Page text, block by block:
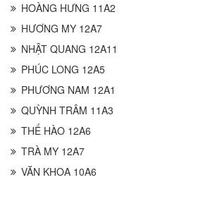
HOÀNG HƯNG 11A2
HƯƠNG MY 12A7
NHẬT QUANG 12A11
PHÚC LONG 12A5
PHƯƠNG NAM 12A1
QUỲNH TRÂM 11A3
THẾ HÀO 12A6
TRÀ MY 12A7
VĂN KHOA 10A6